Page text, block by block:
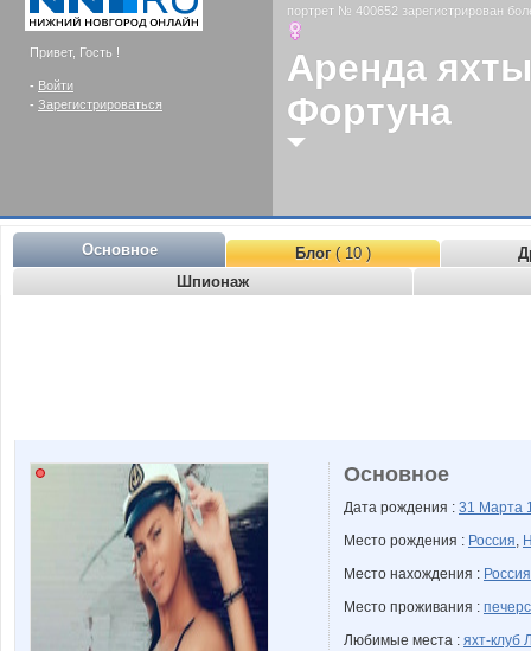
Привет, Гость !
- Войти
- Зарегистрироваться
портрет № 400652 зарегистрирован
Аренда яхты
Фортуна
Основное Блог( 10 )
Шпионаж
Основное
Дата рождения : 31 Марта
Место рождения : Россия,
Место нахождения : Россия
Место проживания :
Любимые места : яхт-клуб